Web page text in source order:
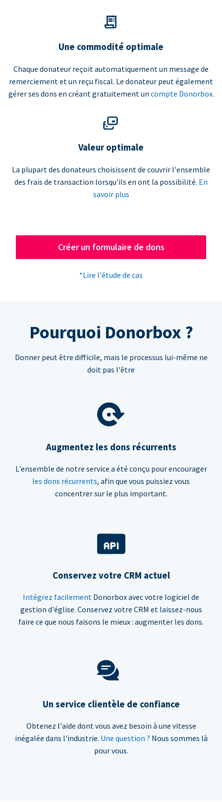
Une commodité optimale
Chaque donateur reçoit automatiquement un message de
remerciement et un reçu fiscal. Le donateur peut également
gérer ses dons en créant gratuitement un compte Donorbox.
Valeur optimale
La plupart des donateurs choisissent de couvrir l'ensemble
des frais de transaction lorsqu'ils en ont la possibilité. En
savoir plus
Créer un formulaire de dons
*Lire l'étude de cas
Pourquoi Donorbox ?
Donner peut être difficile, mais le processus lui-même ne
doit pas l'être
Augmentez les dons récurrents
L'ensemble de notre service a été conçu pour encourager
les dons récurrents, afin que vous puissiez vous
concentrer sur le plus important.
Conservez votre CRM actuel
Intégrez facilement Donorbox avec votre logiciel de
gestion d'église. Conservez votre CRM et laissez-nous
faire ce que nous faisons le mieux : augmenter les dons.
Un service clientèle de confiance
Obtenez l'aide dont vous avez besoin à une vitesse
inégalée dans l'industrie. Une question ? Nous sommes là
pour vous.